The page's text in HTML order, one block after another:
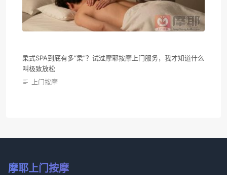
柔式SPA到底有多“柔”？试过摩耶按摩上门服务，我才知道什么
叫极致放松
上门按摩
摩耶上门按摩